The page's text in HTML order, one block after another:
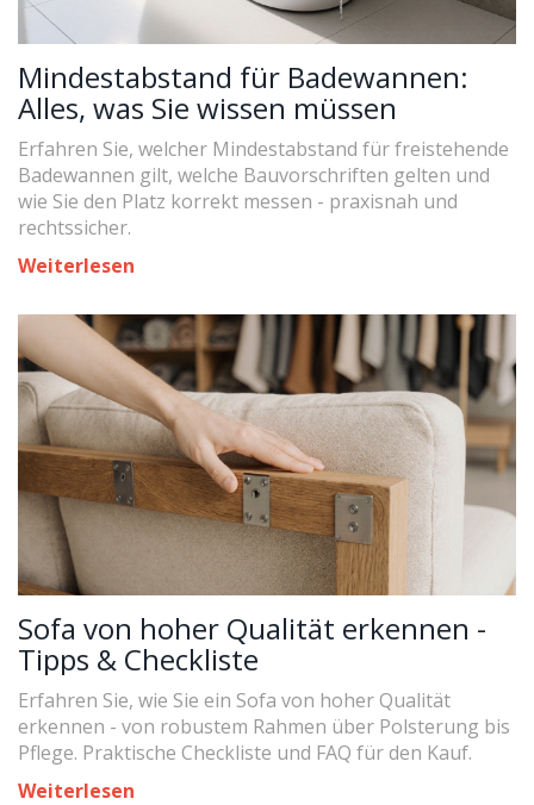
Mindestabstand für Badewannen:
Alles, was Sie wissen müssen
Erfahren Sie, welcher Mindestabstand für freistehende
Badewannen gilt, welche Bauvorschriften gelten und
wie Sie den Platz korrekt messen - praxisnah und
rechtssicher.
Weiterlesen
Sofa von hoher Qualität erkennen -
Tipps & Checkliste
Erfahren Sie, wie Sie ein Sofa von hoher Qualität
erkennen - von robustem Rahmen über Polsterung bis
Pflege. Praktische Checkliste und FAQ für den Kauf.
Weiterlesen